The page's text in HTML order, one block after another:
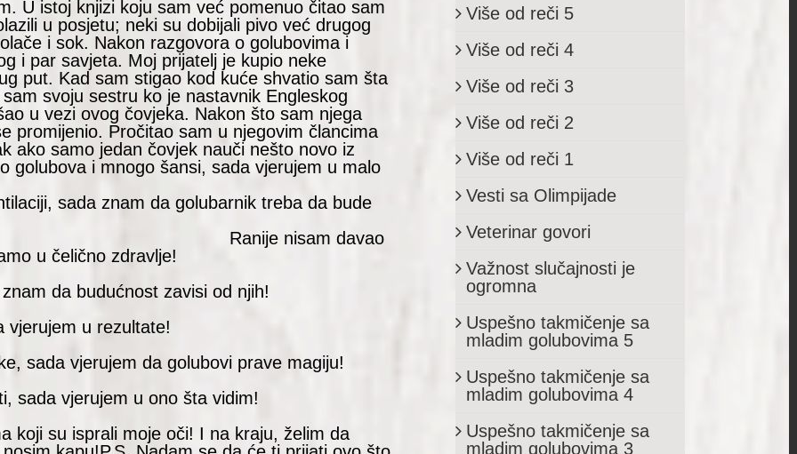
U istoj knjizi koju sam već pomenuo čitao sam
u posjetu; neki su dobijali pivo već drugog
i sok. Nakon razgovora o golubovima i
i par savjeta. Moj prijatelj je kupio neke
put. Kad sam stigao kod kuće shvatio sam šta
svoju sestru ko je nastavnik Engleskog
u vezi ovog čovjeka. Nakon što sam njega
promijenio. Pročitao sam u njegovim člancima
ako samo jedan čovjek nauči nešto novo iz
golubova i mnogo šansi, sada vjerujem u malo
sada znam da golubarnik treba da bude
promahe!
davao
u čelično zdravlje!
da budućnost zavisi od njih!
vjerujem u rezultate!
sada vjerujem da golubovi prave magiju!
sada vjerujem u ono šta vidim!
koji su isprali moje oči! I na kraju, želim da
Više od reči 5
Više od reči 4
Više od reči 3
Više od reči 2
Više od reči 1
Vesti sa Olimpijade
Veterinar govori
Važnost slučajnosti je
ogromna
Uspešno takmičenje sa
mladim golubovima 5
Uspešno takmičenje sa
mladim golubovima 4
Uspešno takmičenje sa
mladim golubovima 3